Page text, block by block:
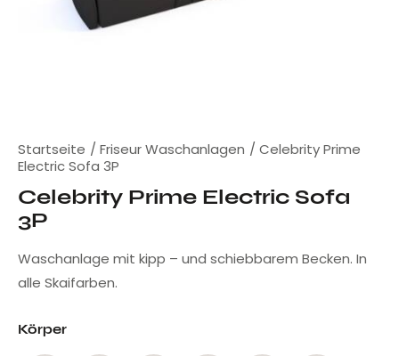
Startseite Friseur Waschanlagen
Celebrity Prime
Electric Sofa 3P
Celebrity Prime Electric Sofa
3P
Waschanlage mit kipp – und schiebbarem Becken. In
alle Skaifarben.
Körper